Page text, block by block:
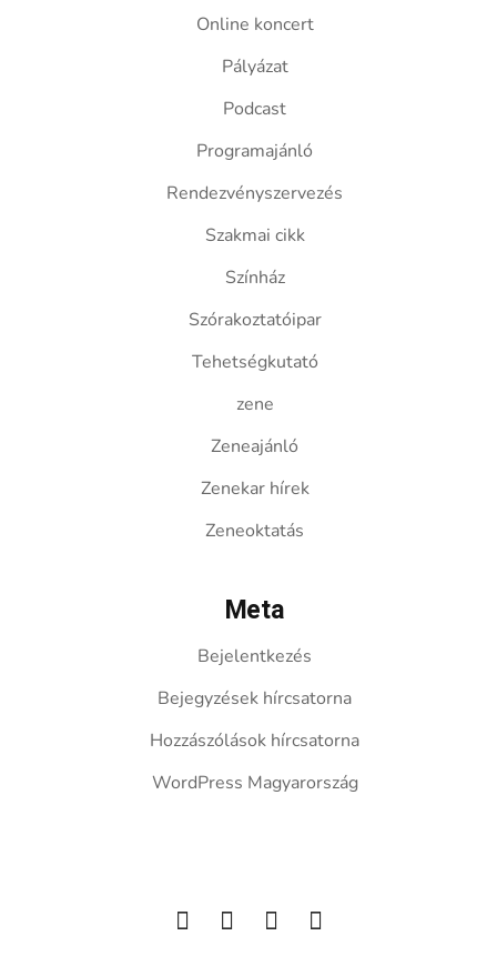
Online koncert
Pályázat
Podcast
Programajánló
Rendezvényszervezés
Szakmai cikk
Színház
Szórakoztatóipar
Tehetségkutató
zene
Zeneajánló
Zenekar hírek
Zeneoktatás
Meta
Bejelentkezés
Bejegyzések hírcsatorna
Hozzászólások hírcsatorna
WordPress Magyarország